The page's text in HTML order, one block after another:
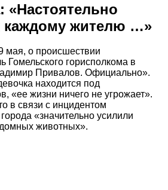
«Настоятельно
каждому жителю …»
мая, о происшествии
Гомельского горисполкома в
Привалов. Официально».
находится под
«ее жизни ничего не угрожает».
в связи с инцидентом
«значительно усилили
животных».